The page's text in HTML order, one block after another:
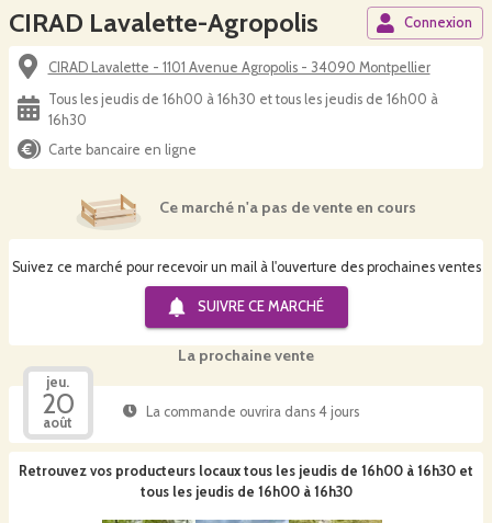
CIRAD Lavalette-Agropolis Connexion
CIRAD Lavalette - 1101 Avenue Agropolis - 34090 Montpellier
Tous les jeudis de 16h00 à 16h30 et tous les jeudis de 16h00 à
16h30
Carte bancaire en ligne
Suivez ce marché pour recevoir un mail à l'ouverture des prochaines ventes
SUIVRE CE MARCHÉ
Ce marché n'a pas de vente en cours
La prochaine vente
jeu.
20
août
La commande ouvrira dans 4 jours
Retrouvez vos producteurs locaux tous les jeudis de 16h00 à 16h30 et
tous les jeudis de 16h00 à 16h30